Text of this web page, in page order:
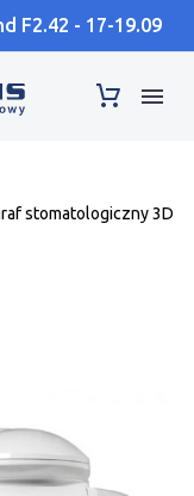
F2.42 - 17-19.09
stomatologiczny 3D